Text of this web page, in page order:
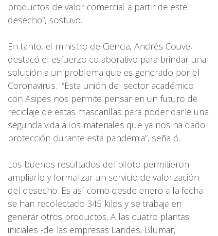
productos de valor comercial a partir de este
desecho”, sostuvo.
En tanto, el ministro de Ciencia, Andrés Couve,
destacó el esfuerzo colaborativo para brindar una
solución a un problema que es generado por el
Coronavirus. “Esta unión del sector académico
con Asipes nos permite pensar en un futuro de
reciclaje de estas mascarillas para poder darle una
segunda vida a los materiales que ya nos ha dado
protección durante esta pandemia”, señaló.
Los buenos resultados del piloto permitieron
ampliarlo y formalizar un servicio de valorización
del desecho. Es así como desde enero a la fecha
se han recolectado 345 kilos y se trabaja en
generar otros productos. A las cuatro plantas
iniciales -de las empresas Landes, Blumar,